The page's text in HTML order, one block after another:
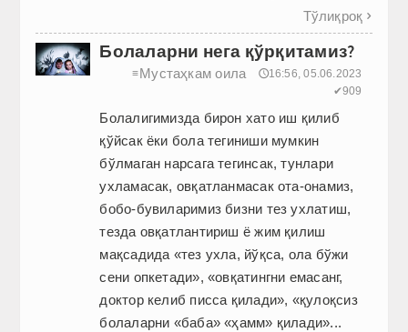
Тўлиқроқ 
Болаларни нега қўрқитамиз?
≡Мустаҳкам оила
🕔16:56, 05.06.2023
✔909
Болалигимизда бирон хато иш қилиб
қўйсак ёки бола тегиниши мумкин
бўлмаган нарсага тегинсак, тунлари
ухламасак, овқатланмасак ота-онамиз,
бобо-бувиларимиз бизни тез ухлатиш,
тезда овқатлантириш ё жим қилиш
мақсадида «тез ухла, йўқса, ола бўжи
сени опкетади», «овқатингни емасанг,
доктор келиб писса қилади», «қулоқсиз
болаларни «баба» «ҳамм» қилади»...